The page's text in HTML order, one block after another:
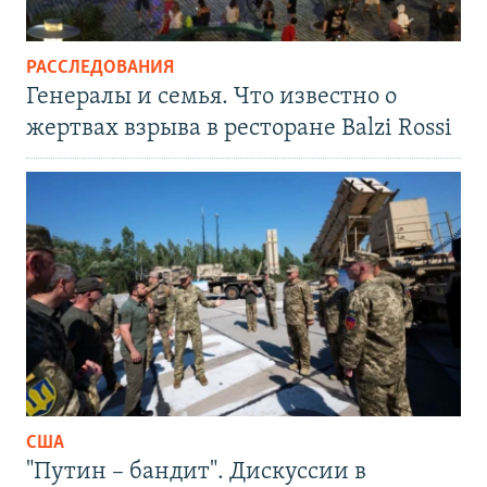
РАССЛЕДОВАНИЯ
Генералы и семья. Что известно о
жертвах взрыва в ресторане Balzi Rossi
США
"Путин – бандит". Дискуссии в